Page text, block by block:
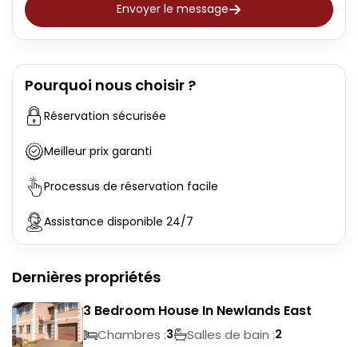
Envoyer le message
Pourquoi nous choisir ?
Réservation sécurisée
Meilleur prix garanti
Processus de réservation facile
Assistance disponible 24/7
Dernières propriétés
3 Bedroom House In Newlands East
Chambres :3 Salles de bain :2